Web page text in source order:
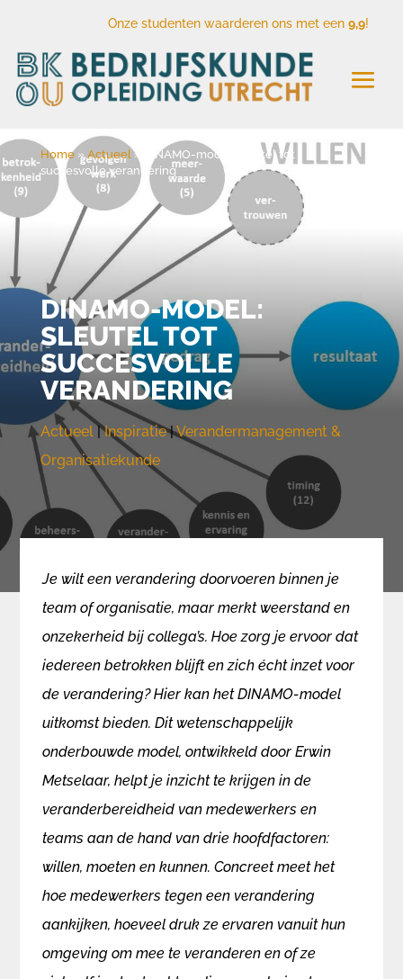
Onze studenten waarderen ons met een9,9!
Home»Actueel»
DINAMO-model: sleutel tot
succesvolle verandering
DINAMO-MODEL:
SLEUTEL TOT
SUCCESVOLLE
VERANDERING
Actueel|Inspiratie|Verandermanagement &
Organisatiekunde
Je wilt een verandering doorvoeren binnen je
team of organisatie, maar merkt weerstand en
onzekerheid bij collega’s. Hoe zorg je ervoor dat
iedereen betrokken blijft en zich écht inzet voor
de verandering? Hier kan het DINAMO-model
uitkomst bieden. Dit wetenschappelijk
onderbouwde model, ontwikkeld door Erwin
Metselaar, helpt je inzicht te krijgen in de
veranderbereidheid van medewerkers en
teams aan de hand van drie hoofdfactoren:
willen, moeten en kunnen. Concreet meet het
hoe medewerkers tegen een verandering
aankijken, hoeveel druk ze ervaren vanuit hun
omgeving om mee te veranderen en of ze